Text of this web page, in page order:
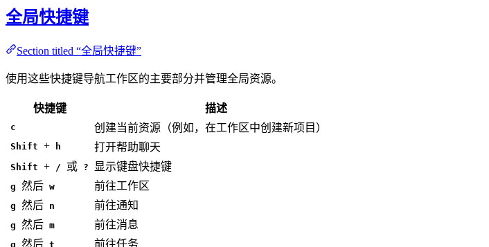
全局快捷键
Section titled “全局快捷键”
使用这些快捷键导航工作区的主要部分并管理全局资源。
快捷键 描述
c 创建当前资源（例如，在工作区中创建新项目）
Shift + h 打开帮助聊天
Shift + / 或 ? 显示键盘快捷键
g 然后 w 前往工作区
g 然后 n 前往通知
g 然后 m 前往消息
g 然后 t 前往任务